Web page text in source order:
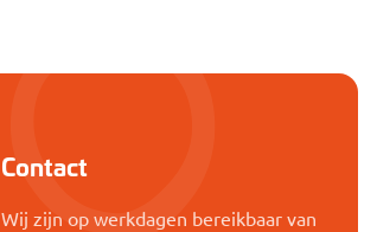
Contact
Wij zijn op werkdagen bereikbaar van